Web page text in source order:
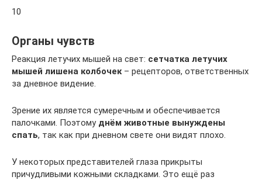
10
Органы чувств
Реакция летучих мышей на свет: сетчатка летучих
мышей лишена колбочек– рецепторов, ответственных
за дневное видение.
Зрение их является сумеречным и обеспечивается
палочками. Поэтому днём животные вынуждены
спать, так как при дневном свете они видят плохо.
У некоторых представителей глаза прикрыты
причудливыми кожными складками. Это ещё раз